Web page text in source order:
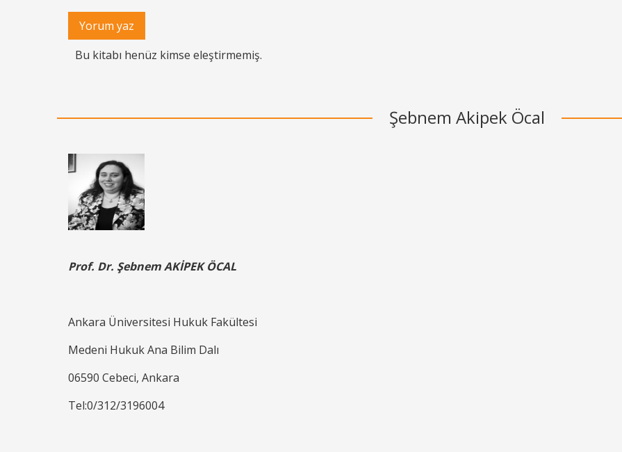
Yorum yaz
Bu kitabı henüz kimse eleştirmemiş.
Şebnem Akipek Öcal
Prof. Dr. Şebnem AKİPEK ÖCAL
Ankara Üniversitesi Hukuk Fakültesi
Medeni Hukuk Ana Bilim Dalı
06590 Cebeci, Ankara
Tel:0/312/3196004